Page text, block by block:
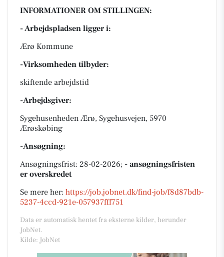
INFORMATIONER OM STILLINGEN:
- Arbejdspladsen ligger i:
Ærø Kommune
-Virksomheden tilbyder:
skiftende arbejdstid
-Arbejdsgiver:
Sygehusenheden Ærø, Sygehusvejen, 5970
Ærøskøbing
-Ansøgning:
Ansøgningsfrist: 28-02-2026; - ansøgningsfristen
er overskredet
Se mere her: https://job.jobnet.dk/find-job/f8d87bdb-
5237-4ccd-921e-057937fff751
Data er automatisk hentet fra eksterne kilder, herunder
JobNet.
Kilde: JobNet